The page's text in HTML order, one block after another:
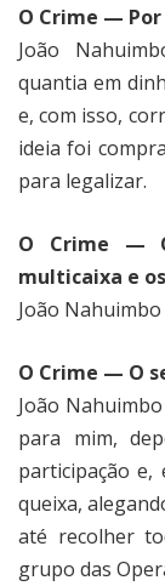
O Crime —
João
quantia em
e, com isso,
ideia foi
para legalizar.
O Crime —
multicaixa e os
João
O Crime — O
João
para mim,
participação
queixa,
até recolher
grupo das